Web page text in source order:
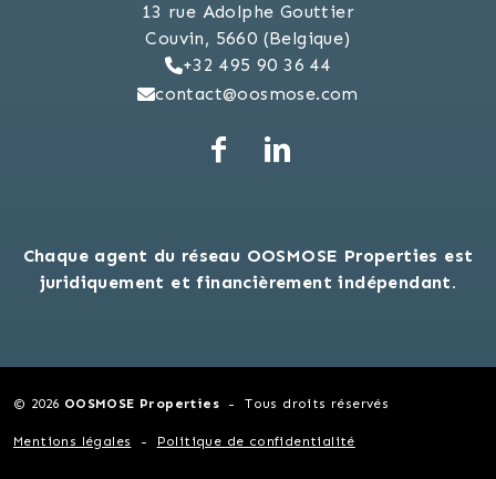
13 rue Adolphe Gouttier
Couvin, 5660 (Belgique)
+32 495 90 36 44
contact@oosmose.com
Chaque agent du réseau OOSMOSE Properties est
juridiquement et financièrement indépendant.
© 2026 OOSMOSE Properties Tous droits réservés
Mentions légales Politique de confidentialité